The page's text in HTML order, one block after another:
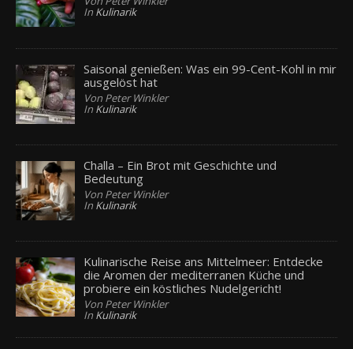
In Kulinarik
Saisonal genießen: Was ein 99-Cent-Kohl in mir
ausgelöst hat
Von Peter Winkler
In Kulinarik
Challa – Ein Brot mit Geschichte und
Bedeutung
Von Peter Winkler
In Kulinarik
Kulinarische Reise ans Mittelmeer: Entdecke
die Aromen der mediterranen Küche und
probiere ein köstliches Nudelgericht!
Von Peter Winkler
In Kulinarik